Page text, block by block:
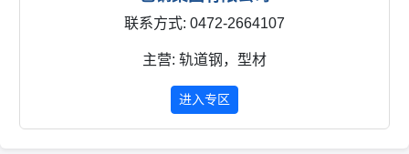
联系方式: 0472-2664107
主营: 轨道钢，型材
进入专区